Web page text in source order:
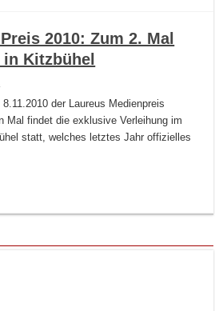
2010: Zum 2. Mal
Kitzbühel
der Laureus Medienpreis
Mal findet die exklusive Verleihung im
statt, welches letztes Jahr offizielles